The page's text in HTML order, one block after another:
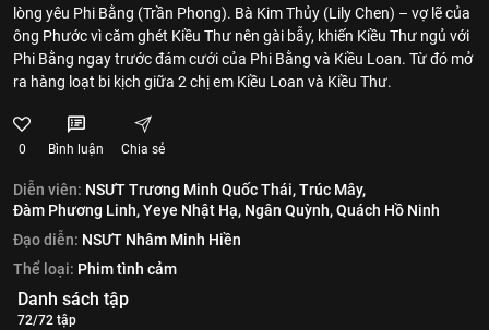
lòng yêu Phi Bằng (Trần Phong). Bà Kim Thủy (Lily Chen) – vợ lẽ của
ông Phước vì căm ghét Kiều Thư nên gài bẫy, khiến Kiều Thư ngủ với
Phi Bằng ngay trước đám cưới của Phi Bằng và Kiều Loan. Từ đó mở
ra hàng loạt bi kịch giữa 2 chị em Kiều Loan và Kiều Thư.
0 Bình luận Chia sẻ
Diễn viên: NSƯT Trương Minh Quốc Thái,Trúc Mây,
Đàm Phương Linh,Yeye Nhật Hạ, Ngân Quỳnh,Quách Hồ Ninh
Đạo diễn: NSƯT Nhâm Minh Hiền
Thể loại: Phim tình cảm
Danh sách tập
72/72 tập